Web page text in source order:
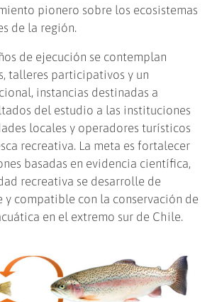
pionero sobre los ecosistemas
de la región.
de ejecución se contemplan
talleres participativos y un
instancias destinadas a
del estudio a las instituciones
locales y operadores turísticos
recreativa. La meta es fortalecer
basadas en evidencia científica,
recreativa se desarrolle de
y compatible con la conservación de
en el extremo sur de Chile.